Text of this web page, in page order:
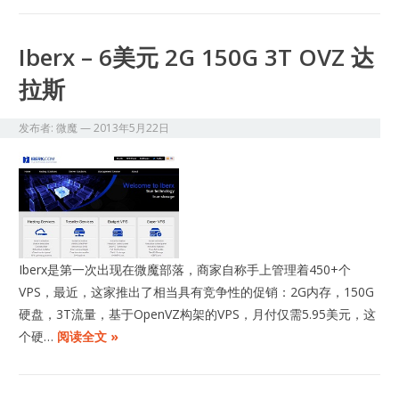
Iberx – 6美元 2G 150G 3T OVZ 达
拉斯
发布者:微魔 —2013年5月22日
Iberx是第一次出现在微魔部落，商家自称手上管理着450+个
VPS，最近，这家推出了相当具有竞争性的促销：2G内存，150G
硬盘，3T流量，基于OpenVZ构架的VPS，月付仅需5.95美元，这
个硬… 阅读全文 »